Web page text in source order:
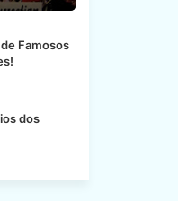
Famosos
dos